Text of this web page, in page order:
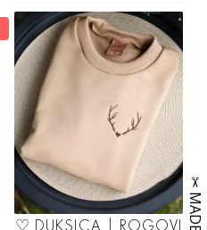
♡ DUKSICA | ROGOVI